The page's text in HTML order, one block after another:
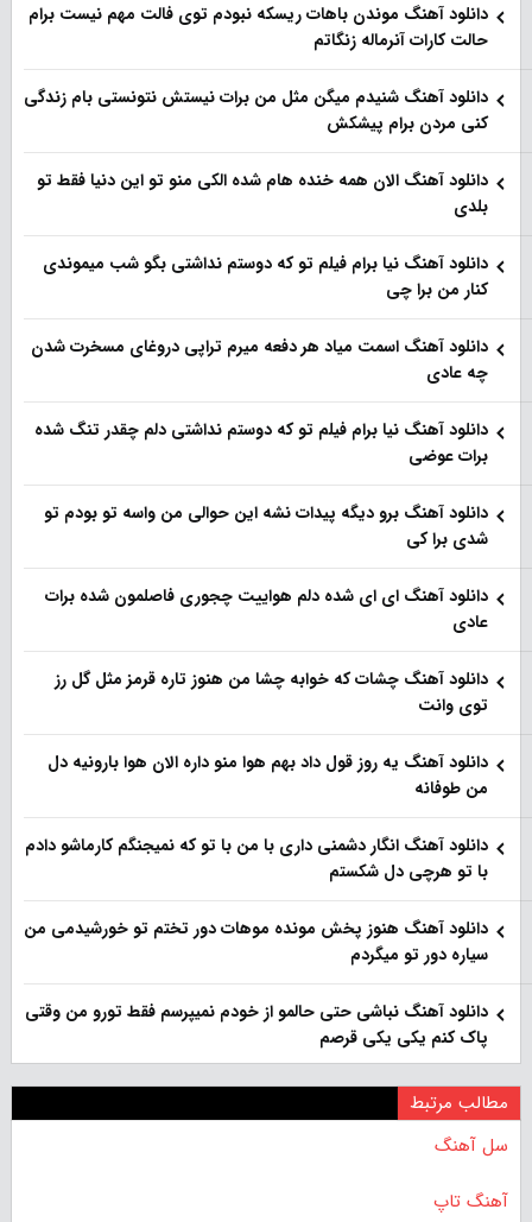
دانلود آهنگ موندن باهات ریسکه نبودم توی فالت مهم نیست برام
حالت کارات آنرماله زنگاتم
دانلود آهنگ شنیدم میگن مثل من برات نیستش نتونستی بام زندگی
کنی مردن برام پیشکش
دانلود آهنگ الان همه خنده هام شده الکی منو تو این دنیا فقط تو
بلدی
دانلود آهنگ نیا برام فیلم تو‌ که دوستم نداشتی بگو شب میموندی
کنار من برا چی
دانلود آهنگ اسمت میاد هر دفعه میرم تراپی دروغای مسخرت شدن
چه عادی
دانلود آهنگ نیا برام فیلم تو‌ که دوستم نداشتی دلم چقدر تنگ شده
برات عوضی
دانلود آهنگ برو دیگه پیدات نشه این حوالی من واسه تو‌ بودم تو
شدی برا کی
دانلود آهنگ ای ای شده دلم هواییت چجوری فاصلمون شده برات
عادی
دانلود آهنگ چشات که خوابه چشا من هنوز تاره قرمز مثل گل رز
توی وانت
دانلود آهنگ یه روز قول داد بهم هوا منو داره الان هوا بارونیه دل
من طوفانه
دانلود آهنگ انگار دشمنی داری با من با تو که نمیجنگم کارماشو دادم
با تو هرچی دل شکستم
دانلود آهنگ هنوز پخش مونده موهات دور تختم تو خورشیدمی من
سیاره دور تو میگردم
دانلود آهنگ نباشی حتی حالمو از خودم نمیپرسم فقط تورو من وقتی
پاک کنم یکی یکی قرصم
مطالب مرتبط
سل آهنگ
آهنگ تاپ